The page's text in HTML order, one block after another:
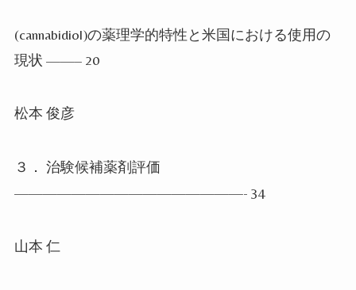
(cannabidiol)の薬理学的特性と米国における使用の
現状 ——– 20
松本 俊彦
３． 治験候補薬剤評価
————————————————- 34
山本 仁